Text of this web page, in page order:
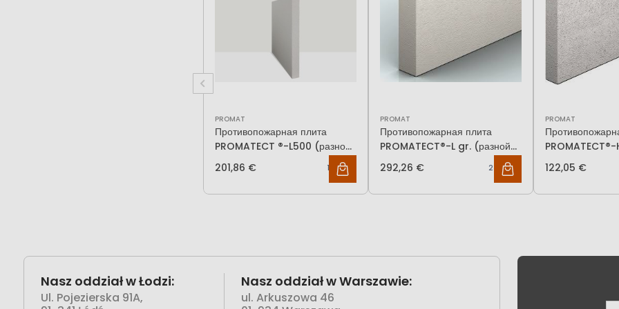
PROMAT
Противопожарная плита
PROMATECT ®-L500 (разной
толщины)
201,86 € 164,12 €
PROMAT
Противопожарная плита
PROMATECT®-L gr. (разной
толщины)
292,26 € 237,60 €
PROMAT
PROMATECT®-H
толщины)
122,05 €
Nasz oddział w Łodzi:
Ul. Pojezierska 91A,
Nasz oddział w Warszawie:
ul. Arkuszowa 46